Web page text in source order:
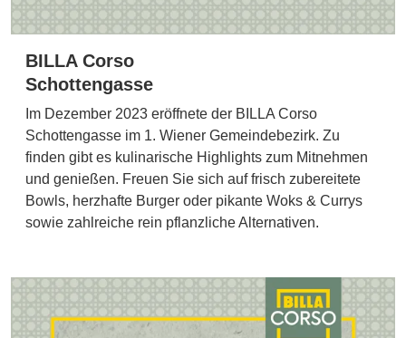
BILLA Corso
Schottengasse
Im Dezember 2023 eröffnete der BILLA Corso
Schottengasse im 1. Wiener Gemeindebezirk. Zu
finden gibt es kulinarische Highlights zum Mitnehmen
und genießen. Freuen Sie sich auf frisch zubereitete
Bowls, herzhafte Burger oder pikante Woks & Currys
sowie zahlreiche rein pflanzliche Alternativen.